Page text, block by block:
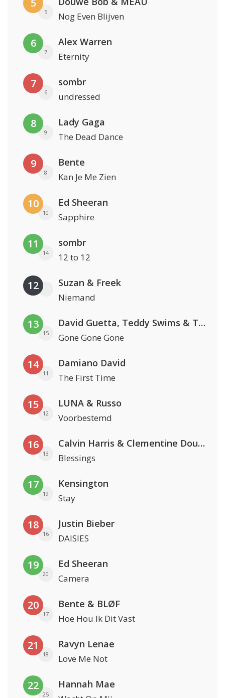
5
5 Nog Even Blijven
6
7
Alex Warren
Eternity
7
6
sombr
undressed
8
9
Lady Gaga
The Dead Dance
9
8
Bente
Kan Je Me Zien
10
10
Ed Sheeran
Sapphire
11
14
sombr
12 to 12
12 Suzan & Freek
Niemand
13
15
David Guetta, Teddy Swims & Tones And I
Gone Gone Gone
14
11
Damiano David
The First Time
15
12
LUNA & Russo
Voorbestemd
16
13
Calvin Harris & Clementine Douglas
Blessings
17
19
Kensington
Stay
18
16
Justin Bieber
DAISIES
19
20
Ed Sheeran
Camera
20
17
Bente & BLØF
Hoe Hou Ik Dit Vast
21
18
Ravyn Lenae
Love Me Not
22
25
Hannah Mae